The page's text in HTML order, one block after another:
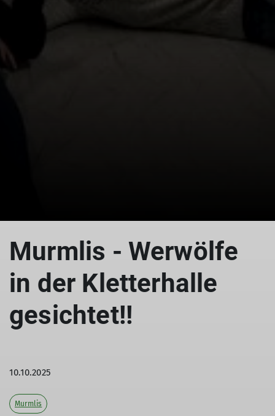
Murmlis - Werwölfe
in der Kletterhalle
gesichtet!!
10.10.2025
Murmlis